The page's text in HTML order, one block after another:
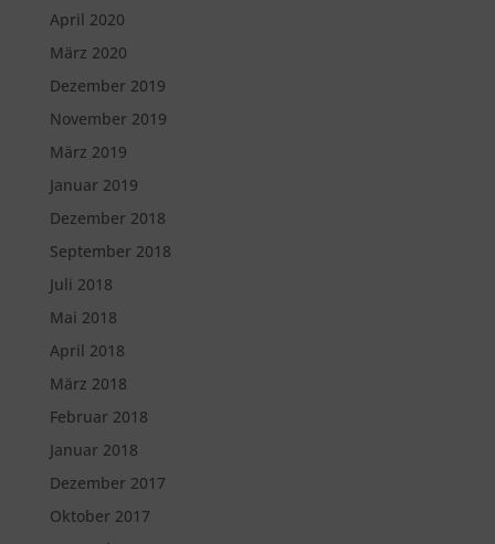
April 2020
März 2020
Dezember 2019
November 2019
März 2019
Januar 2019
Dezember 2018
September 2018
Juli 2018
Mai 2018
April 2018
März 2018
Februar 2018
Januar 2018
Dezember 2017
Oktober 2017